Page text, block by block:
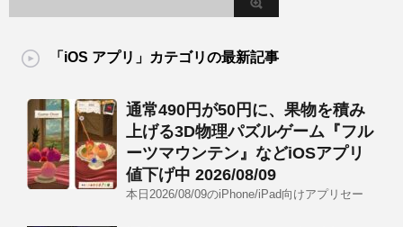
「iOS アプリ」カテゴリの最新記事
通常490円が50円に、果物を積み
上げる3D物理パズルゲーム『フル
ーツマウンテン』などiOSアプリ
値下げ中 2026/08/09
本日2026/08/09のiPhone/iPad向けアプリセー